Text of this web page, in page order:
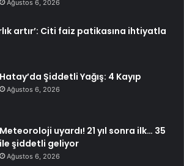
Ağustos 6, 2026
artır’: Citi faiz patikasına ihtiyatla
Hatay’da Şiddetli Yağış: 4 Kayıp
Ağustos 6, 2026
Meteoroloji uyardı! 21 yıl sonra ilk… 35
ile şiddetli geliyor
Ağustos 6, 2026